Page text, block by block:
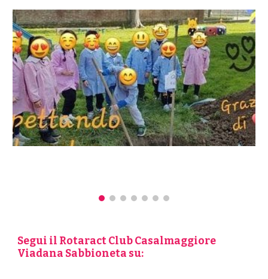
Segui il Rotaract ClubCasalmaggiore
Viadana Sabbioneta su: